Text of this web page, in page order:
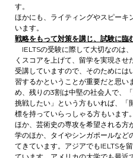
す。
ほかにも、ライティングやスピーキ
います。
戦略をもって対策を講じ、試験に臨
IELTSの受験に際して大切なのは
くスコアを上げて、留学を実現さ
受講していますので、そのためには
習するかということが重要だと思
め、残りの3割は中堅の社会人で、
挑戦したい」という方もいれば、「
標を持っていらっしゃる方もいま
ほか、芸術史の専攻を希望される方
学のほか、タイやシンガポールなど
てきています。アジアでもIELTSを